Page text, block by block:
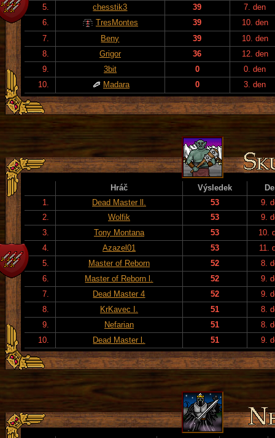
5.
chesstik3 39
7. den
6.
TresMontes 39
10. den
7.
Beny 39
10. den
8.
Grigor 36
12. den
9.
3bit 0
0. den
10.
Madara 0 3. den
Hráč Výsledek
1.
Dead Master ll. 53
9.
2.
Wolfik 53
9.
3.
Tony Montana 53
10.
4.
Azazel01 53
11.
5.
Master of Reborn 52
8.
6.
Master of Reborn l. 52
9.
7.
Dead Master 4 52
9.
8.
KrKavec I. 51
8.
9.
Nefarian 51
8.
10.
Dead Master l. 51 9.